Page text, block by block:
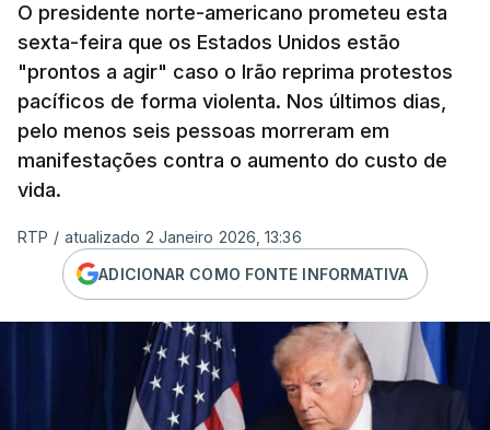
O presidente norte-americano prometeu esta
sexta-feira que os Estados Unidos estão
"prontos a agir" caso o Irão reprima protestos
pacíficos de forma violenta. Nos últimos dias,
pelo menos seis pessoas morreram em
manifestações contra o aumento do custo de
vida.
RTP / atualizado 2 Janeiro 2026, 13:36
ADICIONAR COMO FONTE INFORMATIVA